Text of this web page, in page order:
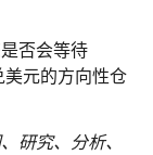
否会等待
美元的方向性仓
研究、分析、